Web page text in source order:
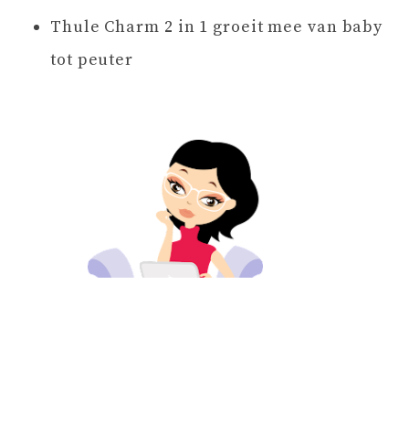
Thule Charm 2 in 1 groeit mee van baby
tot peuter